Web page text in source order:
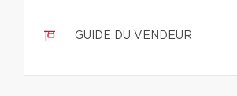
GUIDE DU VENDEUR